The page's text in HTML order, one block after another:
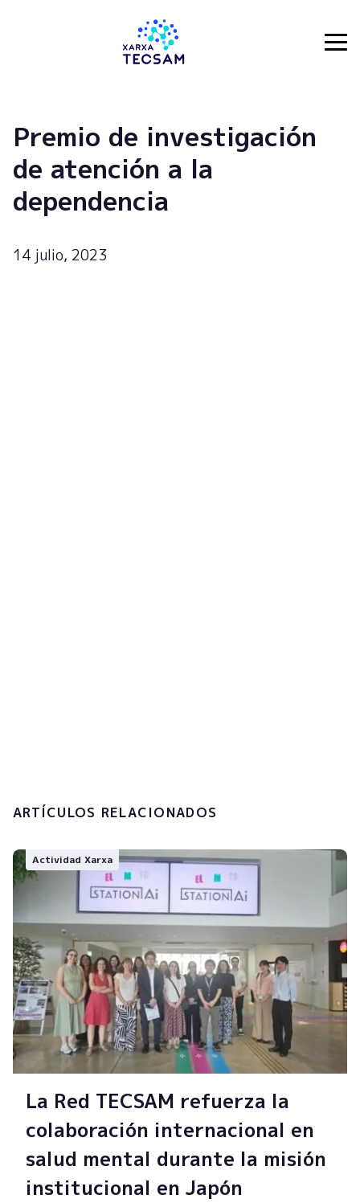
Premio de investigación
de atención a la
dependencia
14 julio, 2023
ARTÍCULOS RELACIONADOS
Actividad Xarxa
La Red TECSAM refuerza la
colaboración internacional en
salud mental durante la misión
institucional en Japón